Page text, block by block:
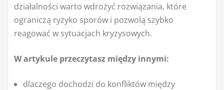
działalności warto wdrożyć rozwiązania, które
ograniczą ryzyko sporów i pozwolą szybko
reagować w sytuacjach kryzysowych.
W artykule przeczytasz między innymi:
dlaczego dochodzi do konfliktów między